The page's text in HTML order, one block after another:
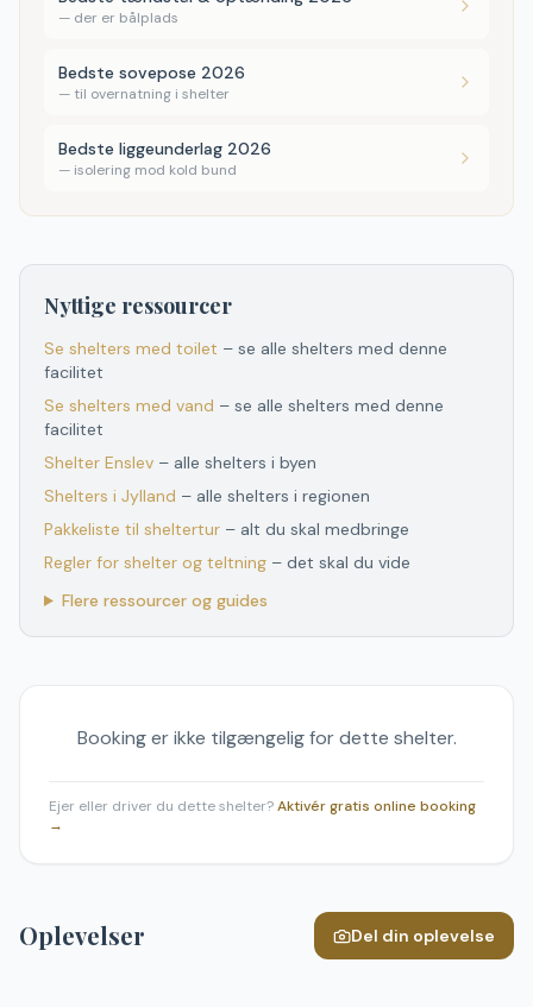
— der er bålplads
Bedste sovepose 2026
— til overnatning i shelter
Bedste liggeunderlag 2026
— isolering mod kold bund
Nyttige ressourcer
Se shelters med toilet – se alle shelters med denne
facilitet
Se shelters med vand – se alle shelters med denne
facilitet
Shelter Enslev – alle shelters i byen
Shelters i Jylland – alle shelters i regionen
Pakkeliste til sheltertur – alt du skal medbringe
Regler for shelter og teltning – det skal du vide
Flere ressourcer og guides
Booking er ikke tilgængelig for dette shelter.
Ejer eller driver du dette shelter?Aktivér gratis online booking
→
Oplevelser Del din oplevelse